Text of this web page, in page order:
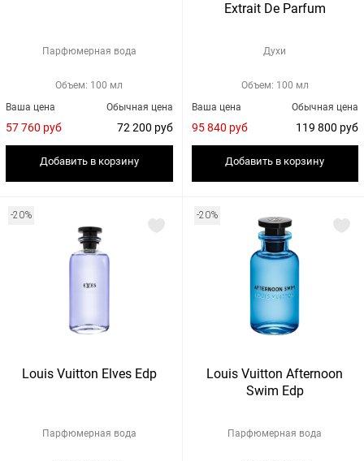
Парфюмерная вода
Объем: 100 мл
Обычная цена
72 200 руб
Ваша цена
57 760 руб
Добавить в корзину
Extrait De Parfum
Духи
Объем: 100 мл
Обычная цена
119 800 руб
Ваша цена
95 840 руб
Добавить в корзину
-20%
Louis Vuitton Elves Edp
Парфюмерная вода
-20%
Louis Vuitton Afternoon
Swim Edp
Парфюмерная вода